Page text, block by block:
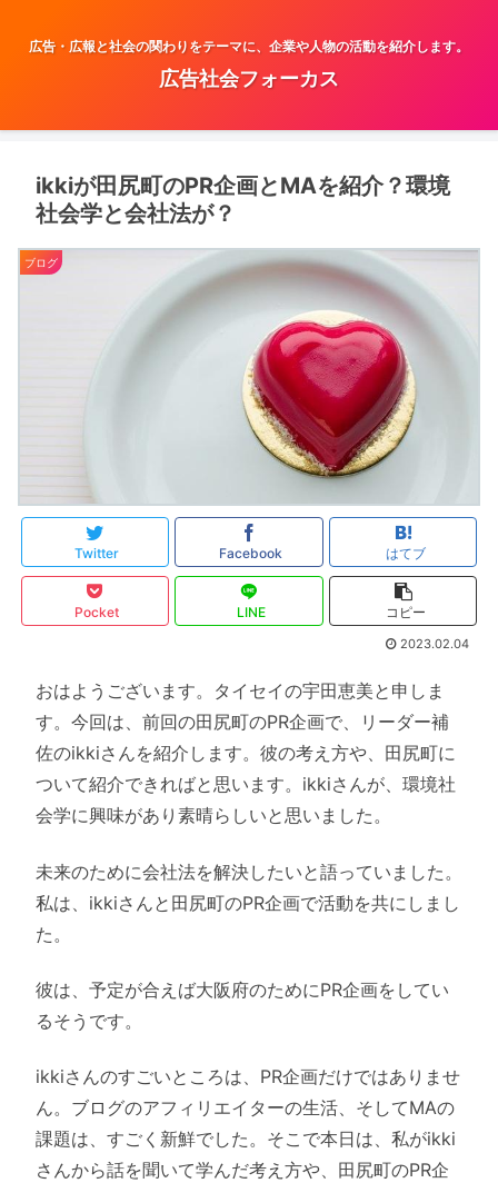
広告・広報と社会の関わりをテーマに、企業や人物の活動を紹介します。
広告社会フォーカス
ikkiが田尻町のPR企画とMAを紹介？環境
社会学と会社法が？
ブログ
Twitter Facebook はてブ
Pocket LINE コピー
2023.02.04
おはようございます。タイセイの宇田恵美と申しま
す。今回は、前回の田尻町のPR企画で、リーダー補
佐のikkiさんを紹介します。彼の考え方や、田尻町に
ついて紹介できればと思います。ikkiさんが、環境社
会学に興味があり素晴らしいと思いました。
未来のために会社法を解決したいと語っていました。
私は、ikkiさんと田尻町のPR企画で活動を共にしまし
た。
彼は、予定が合えば大阪府のためにPR企画をしてい
るそうです。
ikkiさんのすごいところは、PR企画だけではありませ
ん。ブログのアフィリエイターの生活、そしてMAの
課題は、すごく新鮮でした。そこで本日は、私がikki
さんから話を聞いて学んだ考え方や、田尻町のPR企